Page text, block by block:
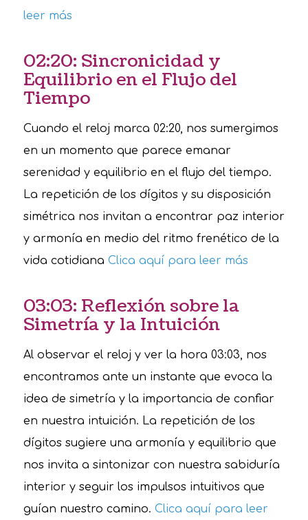
leer más
02:20: Sincronicidad y
Equilibrio en el Flujo del
Tiempo
Cuando el reloj marca 02:20, nos sumergimos
en un momento que parece emanar
serenidad y equilibrio en el flujo del tiempo.
La repetición de los dígitos y su disposición
simétrica nos invitan a encontrar paz interior
y armonía en medio del ritmo frenético de la
vida cotidiana Clica aquí para leer más
03:03: Reflexión sobre la
Simetría y la Intuición
Al observar el reloj y ver la hora 03:03, nos
encontramos ante un instante que evoca la
idea de simetría y la importancia de confiar
en nuestra intuición. La repetición de los
dígitos sugiere una armonía y equilibrio que
nos invita a sintonizar con nuestra sabiduría
interior y seguir los impulsos intuitivos que
guían nuestro camino. Clica aquí para leer